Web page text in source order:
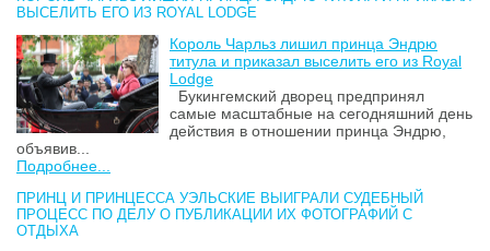
ВЫСЕЛИТЬ ЕГО ИЗ ROYAL LODGE
Король Чарльз лишил принца Эндрю
титула и приказал выселить его из Royal
Lodge
Букингемский дворец предпринял
самые масштабные на сегодняшний день
действия в отношении принца Эндрю,
объявив...
Подробнее...
ПРИНЦ И ПРИНЦЕССА УЭЛЬСКИЕ ВЫИГРАЛИ СУДЕБНЫЙ
ПРОЦЕСС ПО ДЕЛУ О ПУБЛИКАЦИИ ИХ ФОТОГРАФИЙ С
ОТДЫХА